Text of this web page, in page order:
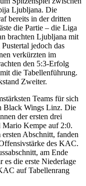
Ljubljana. Die
bereits in der dritten
die Partie – die Liga
brachten Ljubljana mit
jedoch das
verkürzten im
den 5:3-Erfolg
die Tabellenführung.
Zweiter.
Teams für sich
Black Wings Linz. Die
der ersten drei
Kempe auf 2:0.
Abschnitt, fanden
des KAC.
am Ende
die erste Niederlage
auf Tabellenrang